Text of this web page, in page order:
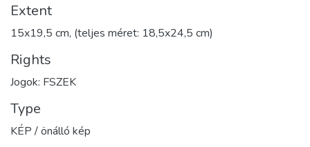
Extent
15x19,5 cm, (teljes méret: 18,5x24,5 cm)
Rights
Jogok: FSZEK
Type
KÉP / önálló kép